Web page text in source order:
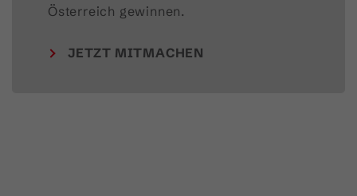
Österreich gewinnen.
JETZT MITMACHEN